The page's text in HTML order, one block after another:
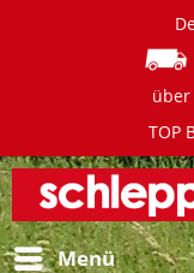
über
TOP
Menü